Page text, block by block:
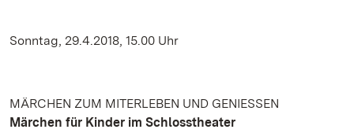
Sonntag, 29.4.2018, 15.00 Uhr
MÄRCHEN ZUM MITERLEBEN UND GENIESSEN
Märchen für Kinder im Schlosstheater